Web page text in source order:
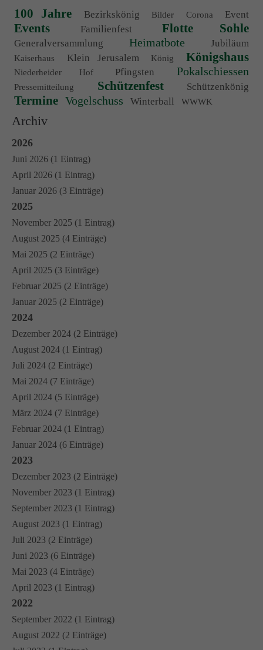
100 Jahre Bezirkskönig Bilder Corona Event
Events Familienfest Flotte Sohle
Generalversammlung Heimatbote Jubiläum
Kaiserhaus Klein Jerusalem König Königshaus
Niederheider Hof Pfingsten Pokalschiessen
Pressemitteilung Schützenfest Schützenkönig
Termine Vogelschuss Winterball WWWK
Archiv
2026
Juni 2026 (1 Eintrag)
April 2026 (1 Eintrag)
Januar 2026 (3 Einträge)
2025
November 2025 (1 Eintrag)
August 2025 (4 Einträge)
Mai 2025 (2 Einträge)
April 2025 (3 Einträge)
Februar 2025 (2 Einträge)
Januar 2025 (2 Einträge)
2024
Dezember 2024 (2 Einträge)
August 2024 (1 Eintrag)
Juli 2024 (2 Einträge)
Mai 2024 (7 Einträge)
April 2024 (5 Einträge)
März 2024 (7 Einträge)
Februar 2024 (1 Eintrag)
Januar 2024 (6 Einträge)
2023
Dezember 2023 (2 Einträge)
November 2023 (1 Eintrag)
September 2023 (1 Eintrag)
August 2023 (1 Eintrag)
Juli 2023 (2 Einträge)
Juni 2023 (6 Einträge)
Mai 2023 (4 Einträge)
April 2023 (1 Eintrag)
2022
September 2022 (1 Eintrag)
August 2022 (2 Einträge)